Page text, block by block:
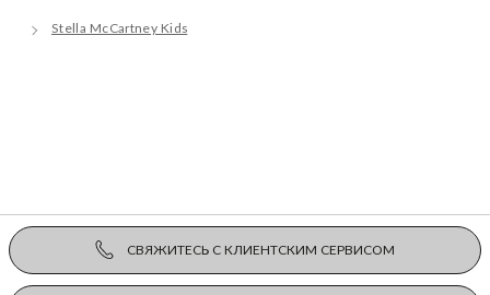
Stella McCartney Kids
СВЯЖИТЕСЬ С КЛИЕНТСКИМ СЕРВИСОМ